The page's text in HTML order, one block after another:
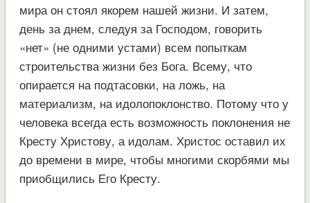
мира он стоял якорем нашей жизни. И затем,
день за днем, следуя за Господом, говорить
«нет» (не одними устами) всем попыткам
строительства жизни без Бога. Всему, что
опирается на подтасовки, на ложь, на
материализм, на идолопоклонство. Потому что у
человека всегда есть возможность поклонения не
Кресту Христову, а идолам. Христос оставил их
до времени в мире, чтобы многими скорбями мы
приобщились Его Кресту.